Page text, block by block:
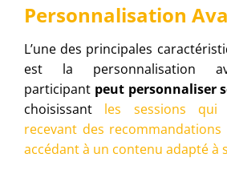
Personnalisation
L’une des principales
est la personnalisation
participant peut personnaliser
choisissant les sessions qui
recevant des
accédant à un contenu adapté à